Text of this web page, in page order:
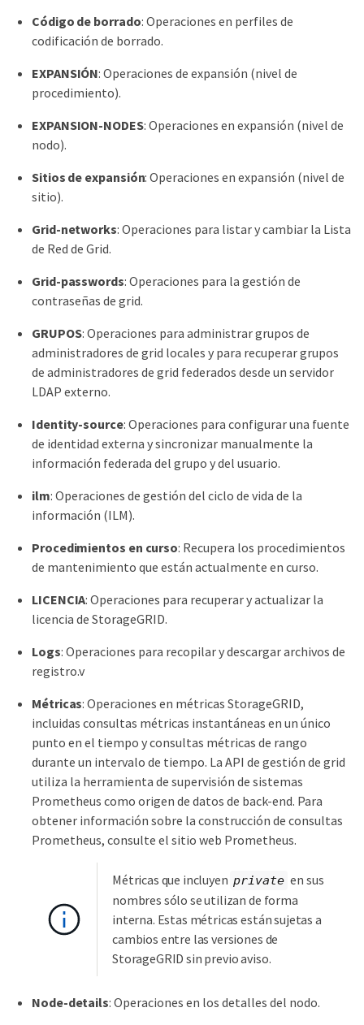
Código de borrado: Operaciones en perfiles de
codificación de borrado.
EXPANSIÓN: Operaciones de expansión (nivel de
procedimiento).
EXPANSION-NODES: Operaciones en expansión (nivel de
nodo).
Sitios de expansión: Operaciones en expansión (nivel de
sitio).
Grid-networks: Operaciones para listar y cambiar la Lista
de Red de Grid.
Grid-passwords: Operaciones para la gestión de
contraseñas de grid.
GRUPOS: Operaciones para administrar grupos de
administradores de grid locales y para recuperar grupos
de administradores de grid federados desde un servidor
LDAP externo.
Identity-source: Operaciones para configurar una fuente
de identidad externa y sincronizar manualmente la
información federada del grupo y del usuario.
ilm: Operaciones de gestión del ciclo de vida de la
información (ILM).
Procedimientos en curso: Recupera los procedimientos
de mantenimiento que están actualmente en curso.
LICENCIA: Operaciones para recuperar y actualizar la
licencia de StorageGRID.
Logs: Operaciones para recopilar y descargar archivos de
registro.v
Métricas: Operaciones en métricas StorageGRID,
incluidas consultas métricas instantáneas en un único
punto en el tiempo y consultas métricas de rango
durante un intervalo de tiempo. La API de gestión de grid
utiliza la herramienta de supervisión de sistemas
Prometheus como origen de datos de back-end. Para
obtener información sobre la construcción de consultas
Prometheus, consulte el sitio web Prometheus.
Métricas que incluyen private en sus
nombres sólo se utilizan de forma
interna. Estas métricas están sujetas a
cambios entre las versiones de
StorageGRID sin previo aviso.
Node-details: Operaciones en los detalles del nodo.